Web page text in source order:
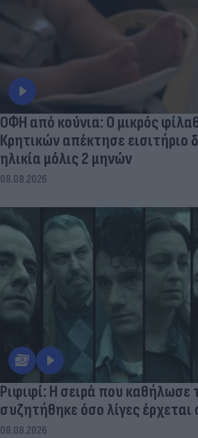
ΟΦΗ από κούνια: Ο μικρός
Κρητικών απέκτησε εισιτήριο
ηλικία μόλις 2 μηνών
08.08.2026
Ριφιφί: Η σειρά που καθήλωσε
συζητήθηκε όσο λίγες έρχεται
08.08.2026